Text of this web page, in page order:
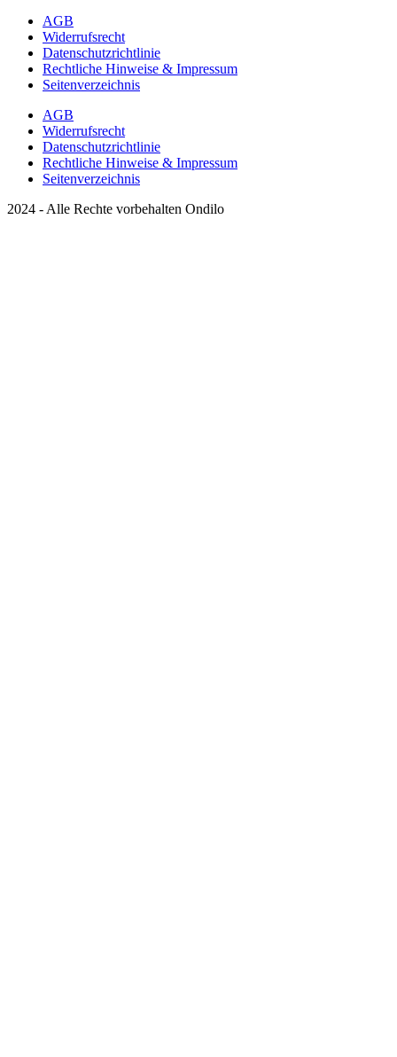
AGB
Widerrufsrecht
Datenschutzrichtlinie
Rechtliche Hinweise & Impressum
Seitenverzeichnis
AGB
Widerrufsrecht
Datenschutzrichtlinie
Rechtliche Hinweise & Impressum
Seitenverzeichnis
2024 - Alle Rechte vorbehalten Ondilo